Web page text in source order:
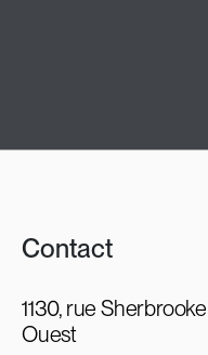
Contact
1130, rue Sherbrooke
Ouest